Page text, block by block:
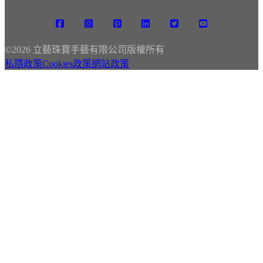
©2026 立藝珠寶手藝有限公司版權所有
私隱政策Cookies政策網站政策